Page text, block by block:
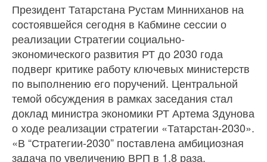
Президент Татарстана Рустам Минниханов на
состоявшейся сегодня в Кабмине сессии о
реализации Стратегии социально-
экономического развития РТ до 2030 года
подверг критике работу ключевых министерств
по выполнению его поручений. Центральной
темой обсуждения в рамках заседания стал
доклад министра экономики РТ Артема Здунова
о ходе реализации стратегии «Татарстан-2030».
«В “Стратегии-2030” поставлена амбициозная
задача по увеличению ВРП в 1,8 раза.